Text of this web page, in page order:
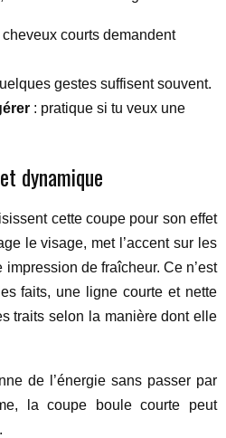
cheveux courts demandent
gestes suffisent souvent.
: pratique si tu veux une
dynamique
cette coupe pour son effet
le visage, met l’accent sur les
de fraîcheur. Ce n’est
faits, une ligne courte et nette
traits selon la manière dont elle
de l’énergie sans passer par
la coupe boule courte peut